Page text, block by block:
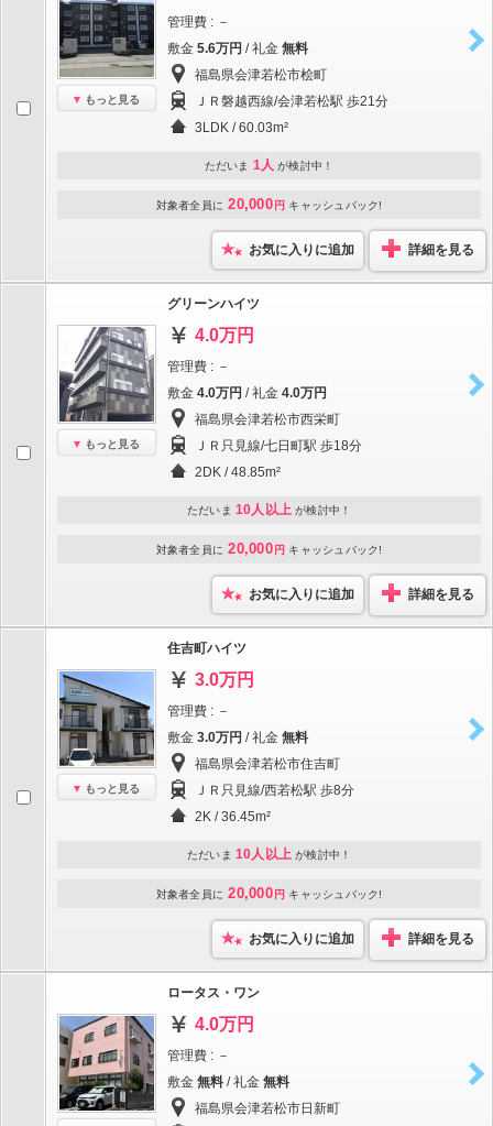
もっと見る
管理費 : －
敷金 5.6万円 / 礼金 無料
福島県会津若松市桧町
ＪＲ磐越西線/会津若松駅 歩21分
3LDK / 60.03m²
ただいま 1人 が検討中！
対象者全員に 20,000 円 キャッシュバック!
お気に入りに追加 詳細を見る
もっと見る
グリーンハイツ
4.0万円
管理費 : －
敷金 4.0万円 / 礼金 4.0万円
福島県会津若松市西栄町
ＪＲ只見線/七日町駅 歩18分
2DK / 48.85m²
ただいま 10人以上 が検討中！
対象者全員に 20,000 円 キャッシュバック!
お気に入りに追加 詳細を見る
もっと見る
住吉町ハイツ
3.0万円
管理費 : －
敷金 3.0万円 / 礼金 無料
福島県会津若松市住吉町
ＪＲ只見線/西若松駅 歩8分
2K / 36.45m²
ただいま 10人以上 が検討中！
対象者全員に 20,000 円 キャッシュバック!
お気に入りに追加 詳細を見る
ロータス・ワン
4.0万円
管理費 : －
敷金 無料 / 礼金 無料
福島県会津若松市日新町